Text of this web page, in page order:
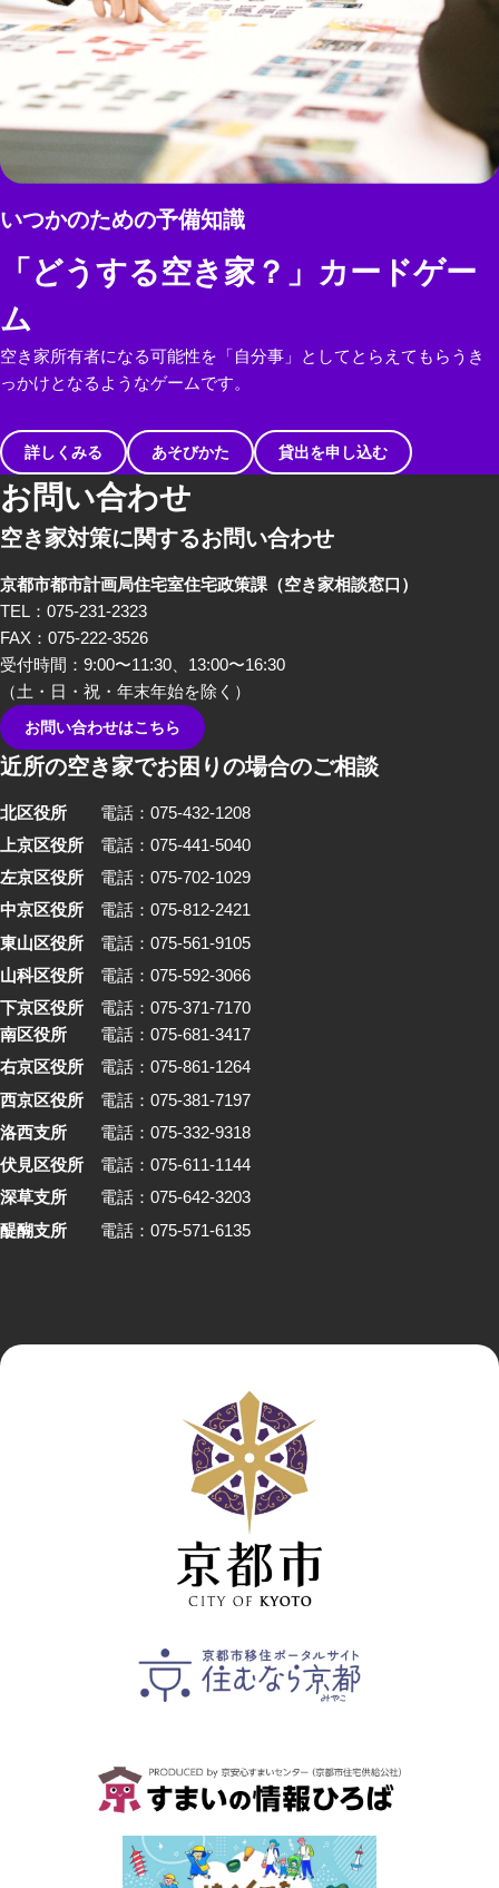
いつかのための予備知識
「どうする空き家？」カードゲー
ム
空き家所有者になる可能性を「自分事」としてとらえてもらうき
っかけとなるようなゲームです。
詳しくみる あそびかた 貸出を申し込む
お問い合わせ
空き家対策に関するお問い合わせ
京都市都市計画局住宅室住宅政策課 （空き家相談窓口）
TEL：075-231-2323
FAX：075-222-3526
受付時間：9:00〜11:30、13:00〜16:30
（土・日・祝・年末年始を除く）
お問い合わせはこちら
近所の空き家でお困りの場合のご相談
北区役所
電話：075-432-1208
上京区役所
電話：075-441-5040
左京区役所
電話：075-702-1029
中京区役所
電話：075-812-2421
東山区役所
電話：075-561-9105
山科区役所
電話：075-592-3066
下京区役所
電話：075-371-7170
南区役所
電話：075-681-3417
右京区役所
電話：075-861-1264
西京区役所
電話：075-381-7197
洛西支所
電話：075-332-9318
伏見区役所
電話：075-611-1144
深草支所
電話：075-642-3203
醍醐支所
電話：075-571-6135